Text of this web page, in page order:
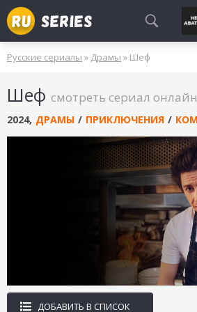
СМОТРЮ
БУДУ СМОТРЕТЬ
УЖЕ СМОТРЕЛ
Русские сериалы » Драмы » Шеф
Шеф смотреть сериал онлайн
2024, ДРАМЫ / ПРИКЛЮЧЕНИЯ /
ДОБАВИТЬ В СПИСОК